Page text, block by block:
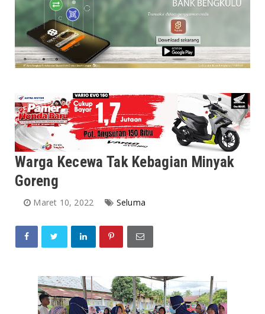
Warga Kecewa Tak Kebagian Minyak
Goreng
Maret 10, 2022 Seluma